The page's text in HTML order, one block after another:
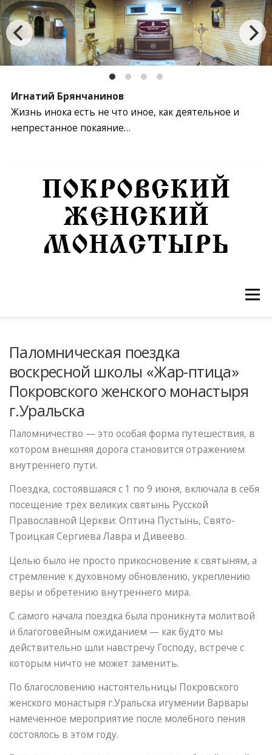
Игнатий Брянчанинов
Жизнь инока есть не что иное, как деятельное и
непрестанное покаяние…
ПОКРОВСКИЙ
ЖЕНСКИЙ
МОНАСТЫРЬ
Меню
РАСПИСАНИЕ БОГОСЛУЖЕНИЙ ОБЪЯВЛЕНИЯ
ГАЛЕРЕИ
ПРИНИМАЕМ ПОЖЕРТВОВАНИЯ КОНТАКТЫ
Паломническая поездка
воскресной школы «Жар-птица»
Покровского женского монастыря
г.Уральска
Паломничество — это особая форма путешествия, в
котором внешняя дорога становится отражением
внутреннего пути.
Поездка, состоявшаяся с 1 по 9 июня, включала в себя
посещение трёх великих святынь Русской
Православной Церкви: Оптина Пустынь, Свято-
Троицкая Сергиева Лавра и Дивеево.
Целью было не просто прикосновение к святыням, а
стремление к духовному обновлению, укреплению
веры и обретению внутреннего мира.
С самого начала поездка была проникнута молитвой
и благоговейным ожиданием — как будто мы
действительно шли навстречу Господу, встрече с
которым ничто не может заменить.
По благословению настоятельницы Покровского
женского монастыря г.Уральска игумении Варвары
намеченное мероприятие после молебного пения
состоялось в этом году.